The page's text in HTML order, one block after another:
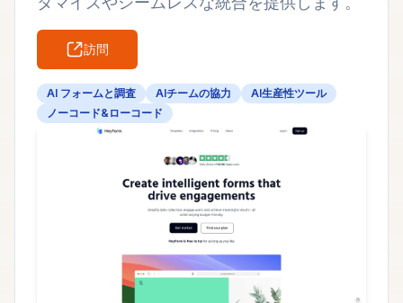
訪問
AI フォームと調査 AIチームの協力
AI生産性ツール
ノーコード&ローコード